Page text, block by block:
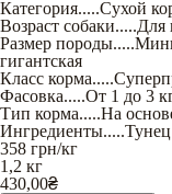
Категория.....Сухой
Возраст собаки.....Для
Размер породы.....
гигантская
Класс корма.....
Фасовка.....От 1 до 3 кг
Тип корма.....На
Ингредиенты.....Тунец
358 грн/кг
1,2 кг
430,00₴